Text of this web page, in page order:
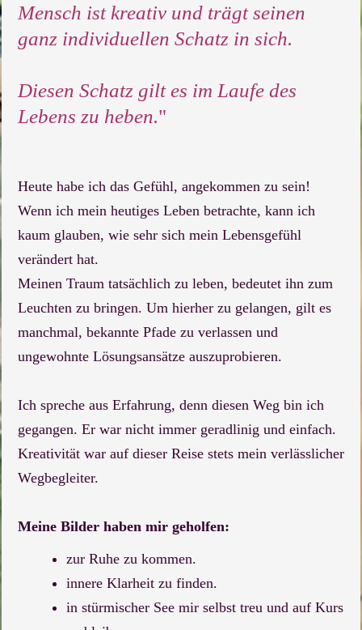
Mensch ist kreativ und trägt seinen
ganz individuellen Schatz in sich.
Diesen Schatz gilt es im Laufe des
Lebens zu heben."
Heute habe ich das Gefühl, angekommen zu sein!
Wenn ich mein heutiges Leben betrachte, kann ich
kaum glauben, wie sehr sich mein Lebensgefühl
verändert hat.
Meinen Traum tatsächlich zu leben, bedeutet ihn zum
Leuchten zu bringen. Um hierher zu gelangen, gilt es
manchmal, bekannte Pfade zu verlassen und
ungewohnte Lösungsansätze auszuprobieren.
Ich spreche aus Erfahrung, denn diesen Weg bin ich
gegangen. Er war nicht immer geradlinig und einfach.
Kreativität war auf dieser Reise stets mein verlässlicher
Wegbegleiter.
Meine Bilder haben mir geholfen:
zur Ruhe zu kommen.
innere Klarheit zu finden.
in stürmischer See mir selbst treu und auf Kurs